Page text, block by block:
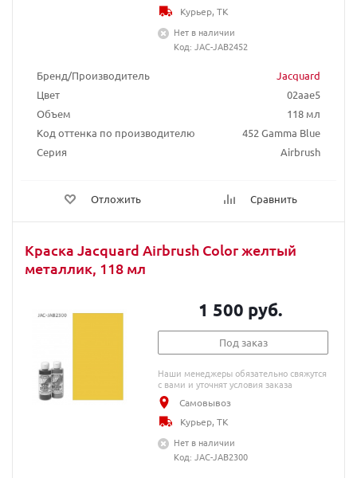
Бренд/Производитель
Jacquard
Цвет
02aae5
Объем
118 мл
Код оттенка по производителю
452 Gamma Blue
Серия
Airbrush
Отложить Сравнить
Курьер, ТК
Нет в наличии
Код: JAC-JAB2452
Краска Jacquard Airbrush Color желтый
металлик, 118 мл
1 500 руб.
Под заказ
Наши менеджеры обязательно свяжутся
с вами и уточнят условия заказа
Самовывоз
Курьер, ТК
Нет в наличии
Код: JAC-JAB2300